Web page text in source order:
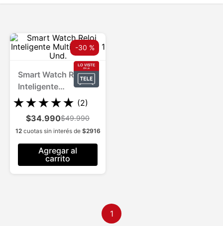
-30 %
Smart Watch Reloj
Inteligente
Multifunción 1 Und.
★★★★★ (2)
$34.990$49.990
12cuotas sin interés de $2916
Agregar al
carrito
1